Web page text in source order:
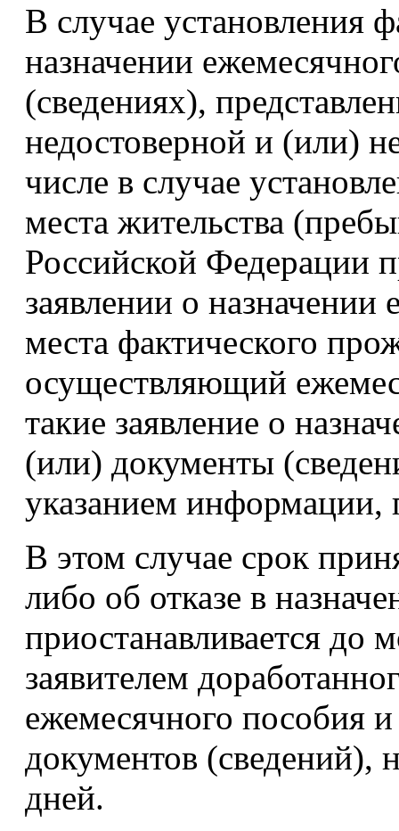
В случае установления
назначении
(сведениях),
недостоверной и (или)
числе в случае
места жительства
Российской Федерации
заявлении о назначении
места фактического
осуществляющий
такие заявление о
(или) документы
указанием информации,
В этом случае срок
либо об отказе в
приостанавливается до
заявителем
ежемесячного пособия
документов (сведений),
дней.